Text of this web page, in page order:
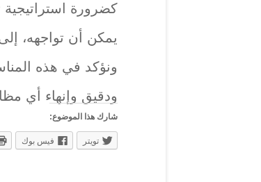
كضرورة
يمكن أن تواجهه،
ونؤكد في هذه
ودقيق وإنهاء أي
شارك هذا الموضوع:
تويتر فيس بوك